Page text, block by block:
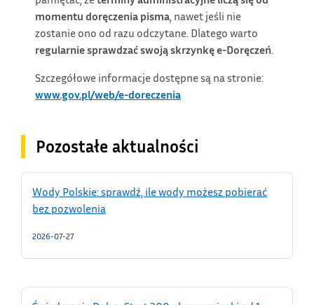
momentu doręczenia pisma, nawet jeśli nie
zostanie ono od razu odczytane. Dlatego warto
regularnie sprawdzać swoją skrzynkę e-Doręczeń.
Szczegółowe informacje dostępne są na stronie:
www.gov.pl/web/e-doreczenia
Pozostałe aktualności
Wody Polskie: sprawdź, ile wody możesz pobierać
bez pozwolenia
2026-07-27